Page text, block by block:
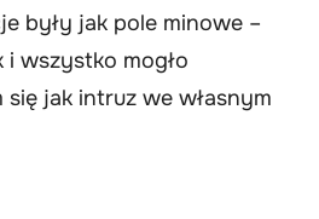
były jak pole minowe –
wszystko mogło
się jak intruz we własnym